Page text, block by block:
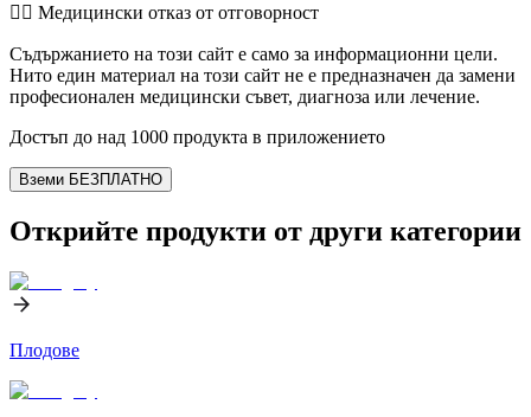
👨‍⚕️️ Медицински отказ от отговорност
Съдържанието на този сайт е само за информационни цели.
Нито един материал на този сайт не е предназначен да замени
професионален медицински съвет, диагноза или лечение.
Достъп до над 1000 продукта в приложението
Вземи БЕЗПЛАТНО
Открийте продукти от други категории
Плодове